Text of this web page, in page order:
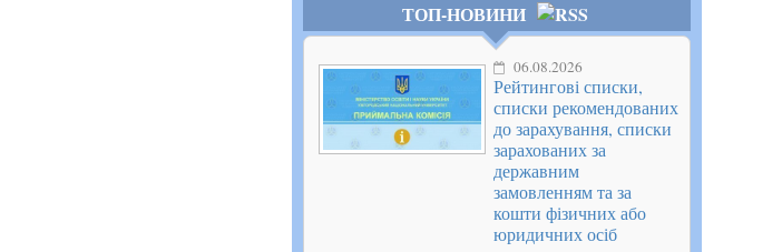
ТОП-НОВИНИ
06.08.2026
Рейтингові списки,
списки рекомендованих
до зарахування, списки
зарахованих за
державним
замовленням та за
кошти фізичних або
юридичних осіб